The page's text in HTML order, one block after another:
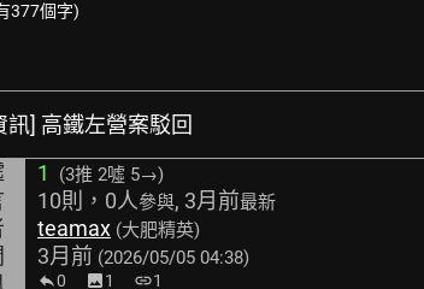
377個字)
訊] 高鐵左營案駁回
1 (3推 2噓 5→)
10則，0人參與, 3月前最新
teamax (大肥精英)
3月前 (2026/05/05 04:38)
0 image1 link1